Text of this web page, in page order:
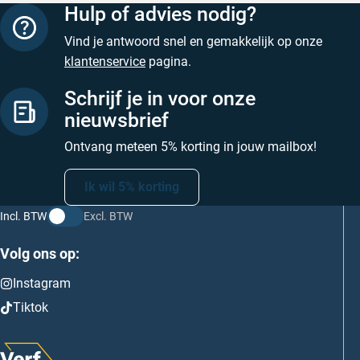
Hulp of advies nodig?
Vind je antwoord snel en gemakkelijk op onze
klantenservice pagina.
Schrijf je in voor onze
nieuwsbrief
Ontvang meteen 5% korting in jouw mailbox!
Ik wil 5% korting
Incl. BTW Excl. BTW
Volg ons op:
Instagram
Tiktok